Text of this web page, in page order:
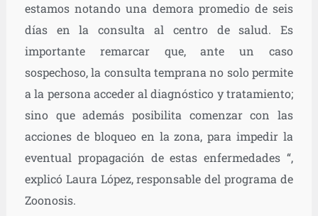
estamos notando una demora promedio de seis
días en la consulta al centro de salud. Es
importante remarcar que, ante un caso
sospechoso, la consulta temprana no solo permite
a la persona acceder al diagnóstico y tratamiento;
sino que además posibilita comenzar con las
acciones de bloqueo en la zona, para impedir la
eventual propagación de estas enfermedades “,
explicó Laura López, responsable del programa de
Zoonosis.